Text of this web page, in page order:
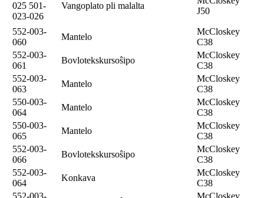
025 501-
023-026
Vangoplato pli malalta
J50
552-003-
060
Mantelo
McCloskey
C38
552-003-
061
Bovlotekskursoŝipo
McCloskey
C38
552-003-
063
Mantelo
McCloskey
C38
550-003-
064
Mantelo
McCloskey
C38
550-003-
065
Mantelo
McCloskey
C38
552-003-
066
Bovlotekskursoŝipo
McCloskey
C38
552-003-
064
Konkava
McCloskey
C38
552-003-
McCloskey